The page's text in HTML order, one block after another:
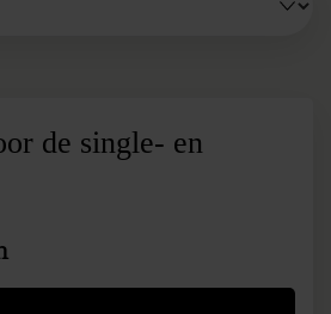
de single- en